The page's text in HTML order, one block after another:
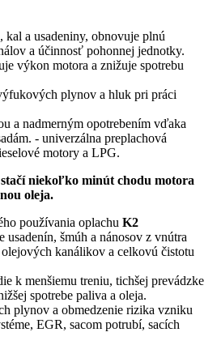
kal a usadeniny, obnovuje plnú
a účinnosť pohonnej jednotky.
výkon motora a znižuje spotrebu
plynov a hluk pri práci
a nadmerným opotrebením vďaka
- univerzálna preplachová
motory a LPG.
niekoľko minút chodu motora
oleja.
používania oplachu K2
usadenín, šmúh a nánosov z vnútra
kanálikov a celkovú čistotu
k menšiemu treniu, tichšej prevádzke
spotrebe paliva a oleja.
plynov a obmedzenie rizika vzniku
EGR, sacom potrubí, sacích